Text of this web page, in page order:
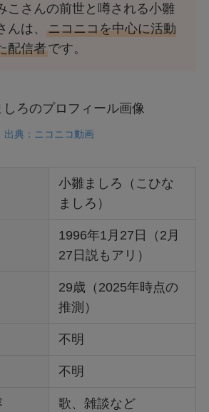
こさんの前世と噂される小雛
んは、ニコニコを中心に活動
配信者です。
出典：ニコニコ動画
小雛ましろ（こひな
ましろ）
1996年1月27日（2月
27日説もアリ）
29歳（2025年時点の
推測）
不明
不明
歌、雑談など